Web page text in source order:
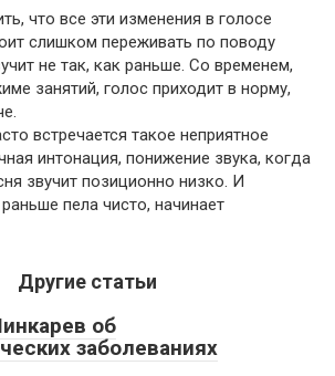
что все эти изменения в голосе
слишком переживать по поводу
не так, как раньше. Со временем,
занятий, голос приходит в норму,
встречается такое неприятное
интонация, понижение звука, когда
звучит позиционно низко. И
пела чисто, начинает
Другие статьи
об
заболеваниях